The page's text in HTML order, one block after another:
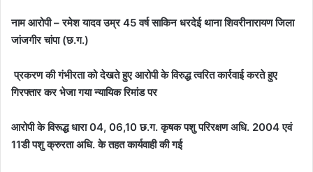
नाम आरोपी – रमेश यादव उम्र 45 वर्ष साकिन धरदेई थाना शिवरीनारायण जिला
जांजगीर चांपा (छ.ग.)
प्रकरण की गंभीरता को देखते हुए आरोपी के विरुद्ध त्वरित कार्रवाई करते हुए
गिरफ्तार कर भेजा गया न्यायिक रिमांड पर
आरोपी के विरूद्ध धारा 04, 06,10 छ.ग. कृषक पशु परिरक्षण अधि. 2004 एवं
11डी पशु क्रुरता अधि. के तहत कार्यवाही की गई